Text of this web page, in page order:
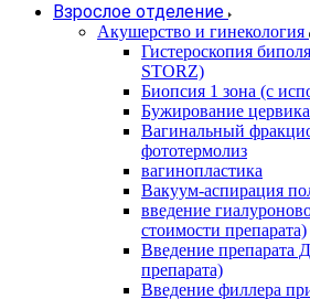
Взрослое отделение
Акушерство и гинекология
Гистероскопия
STORZ)
Биопсия 1 зона (с
Бужирование
Вагинальный
фототермолиз
вагинопластика
Вакуум-аспирация
введение
стоимости препарата)
Введение препарата
препарата)
Введение филлера